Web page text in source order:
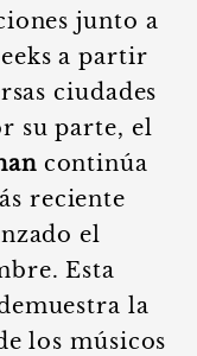
junto a
a partir
ciudades
su parte, el
continúa
reciente
el
Esta
la
los músicos